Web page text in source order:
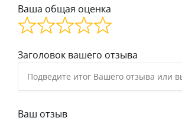
Ваша общая оценка
Заголовок вашего отзыва
Ваш отзыв